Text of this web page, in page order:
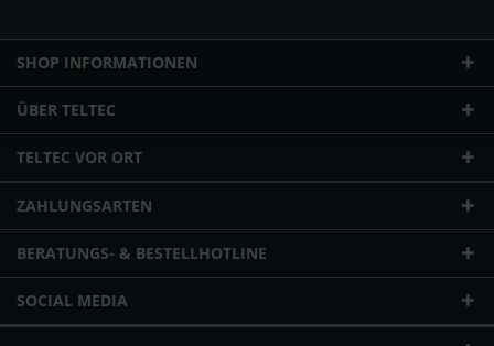
SHOP INFORMATIONEN
ÜBER TELTEC
TELTEC VOR ORT
ZAHLUNGSARTEN
BERATUNGS- & BESTELLHOTLINE
SOCIAL MEDIA